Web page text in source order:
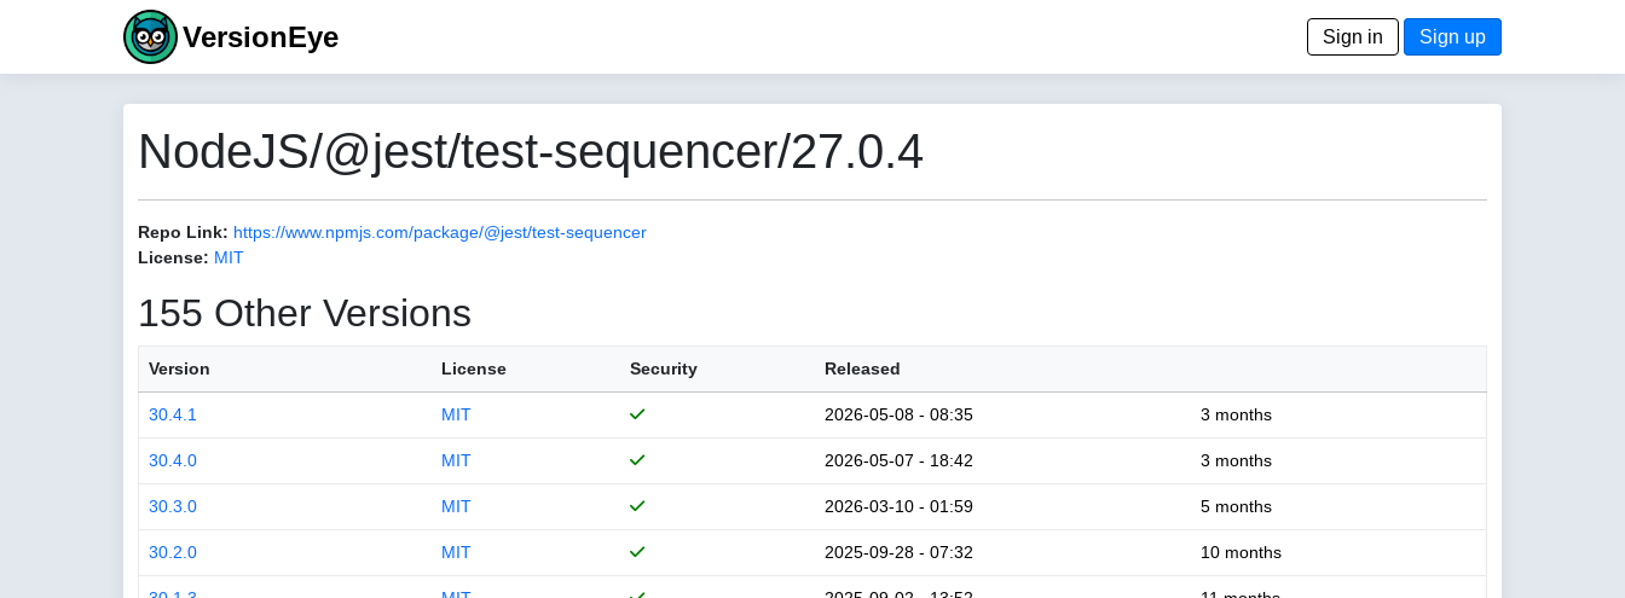
VersionEye Sign in Sign up
NodeJS/@jest/test-sequencer/27.0.4
Repo Link: https://www.npmjs.com/package/@jest/test-sequencer
License: MIT
155 Other Versions
Version License Security Released
30.4.1 MIT 2026-05-08 - 08:35 3 months
30.4.0 MIT 2026-05-07 - 18:42 3 months
30.3.0 MIT 2026-03-10 - 01:59 5 months
30.2.0 MIT 2025-09-28 - 07:32 10 months